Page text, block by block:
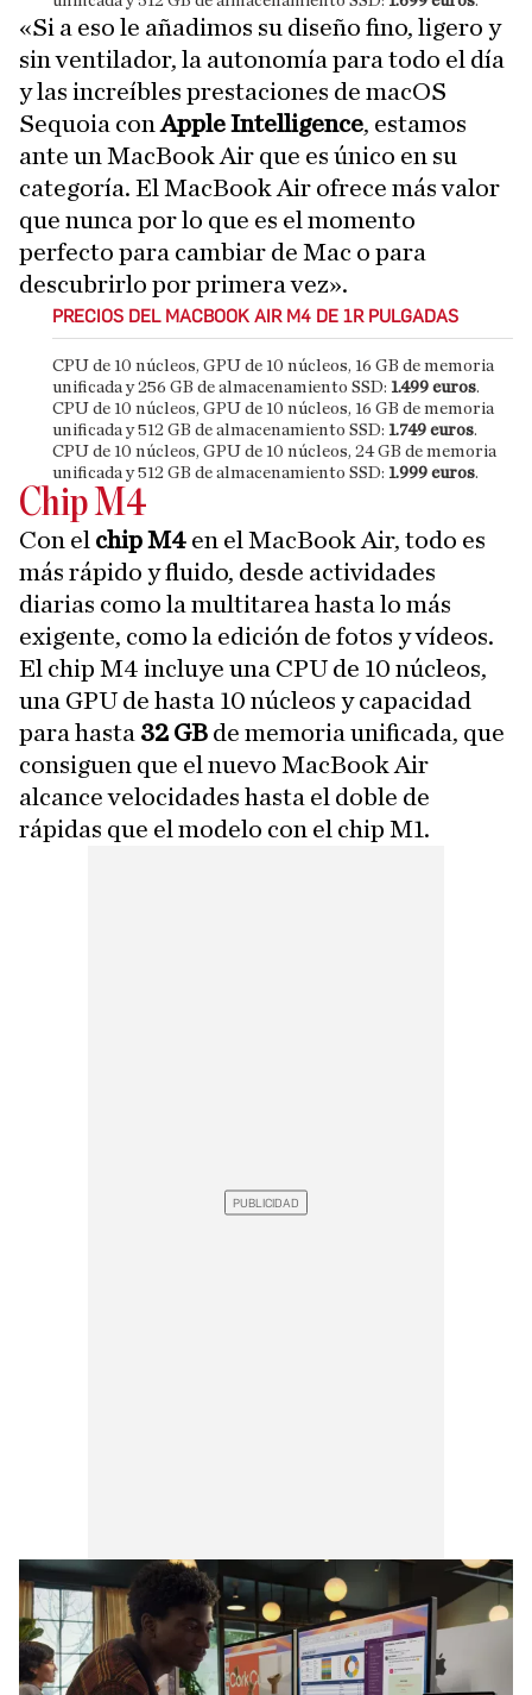
«Si a eso le añadimos su diseño fino, ligero y
sin ventilador, la autonomía para todo el día
y las increíbles prestaciones de macOS
Sequoia conAppleIntelligence, estamos
ante un MacBook Air que es único en su
categoría. El MacBook Air ofrece más valor
que nunca por lo que es el momento
perfecto para cambiar de Mac o para
descubrirlo por primera vez».
PRECIOS DEL MACBOOK AIR M4 DE 1R PULGADAS
CPU de 10 núcleos, GPU de 10 núcleos, 16 GB de memoria
unificada y 256 GB de almacenamiento SSD: 1.499 euros.
CPU de 10 núcleos, GPU de 10 núcleos, 16 GB de memoria
unificada y 512 GB de almacenamiento SSD: 1.749 euros.
CPU de 10 núcleos, GPU de 10 núcleos, 24 GB de memoria
unificada y 512 GB de almacenamiento SSD: 1.999 euros.
Chip M4
Con el chip M4 en el MacBook Air, todo es
más rápido y fluido, desde actividades
diarias como la multitarea hasta lo más
exigente, como la edición de fotos y vídeos.
El chip M4 incluye una CPU de 10 núcleos,
una GPU de hasta 10 núcleos y capacidad
para hasta 32 GB de memoria unificada, que
consiguen que el nuevo MacBook Air
alcance velocidades hasta el doble de
rápidas que el modelo con el chip M1.